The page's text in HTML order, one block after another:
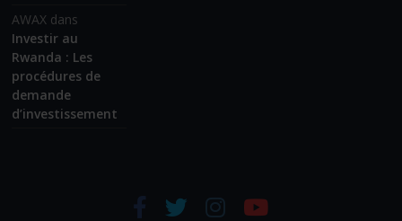
AWAX dans
Investir au
Rwanda : Les
procédures de
demande
d’investissement